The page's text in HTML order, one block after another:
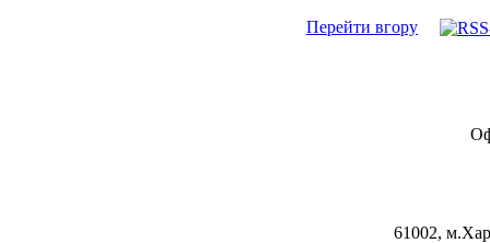
Перейти вгору
61002,